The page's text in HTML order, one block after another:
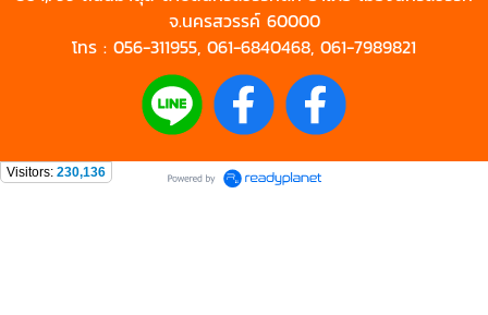
จ.นครสวรรค์ 60000
โทร : 056-311955, 061-6840468, 061-7989821
Visitors: 230,136